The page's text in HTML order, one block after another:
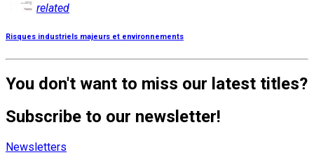
related
Risques industriels majeurs et environnements
You don't want to miss our latest titles?
Subscribe to our newsletter!
Newsletters